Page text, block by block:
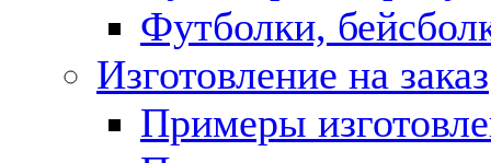
Футболки,
Изготовление на заказ
Примеры